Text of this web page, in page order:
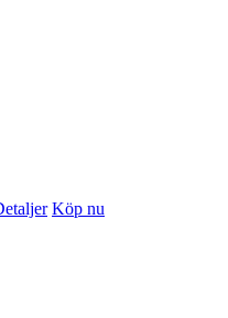
Köp nu